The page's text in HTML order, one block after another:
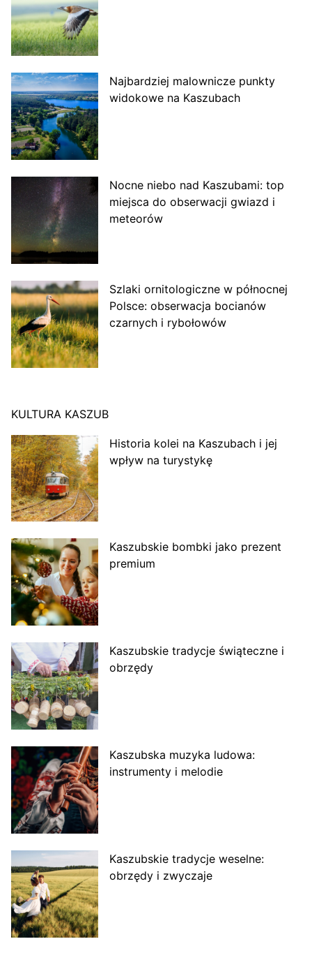
Najbardziej malownicze punkty
widokowe na Kaszubach
Nocne niebo nad Kaszubami: top
miejsca do obserwacji gwiazd i
meteorów
Szlaki ornitologiczne w północnej
Polsce: obserwacja bocianów
czarnych i rybołowów
KULTURA KASZUB
Historia kolei na Kaszubach i jej
wpływ na turystykę
Kaszubskie bombki jako prezent
premium
Kaszubskie tradycje świąteczne i
obrzędy
Kaszubska muzyka ludowa:
instrumenty i melodie
Kaszubskie tradycje weselne:
obrzędy i zwyczaje